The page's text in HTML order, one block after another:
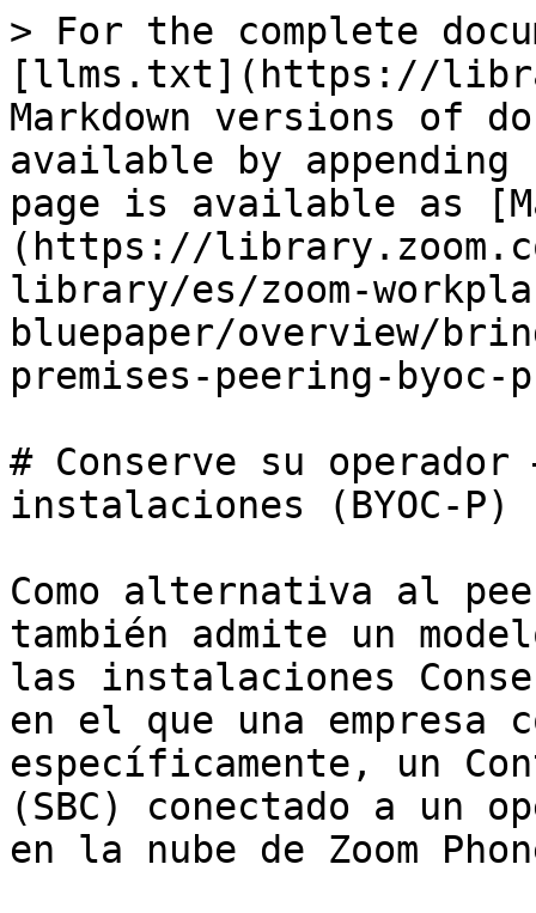
> For the complete
[llms.txt](https://
Markdown versions of
available by
page is available as
(https://
library/es/zoom-
bluepaper/overview/
premises-peering-byoc-
# Conserve su
instalaciones (BYOC-P)
Como alternativa al
también admite un
las instalaciones
en el que una empresa
específicamente, un
(SBC) conectado a un
en la nube de Zoom